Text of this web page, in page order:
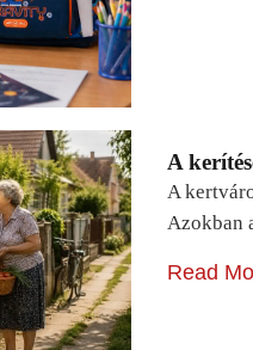
A
A
Azokban
Read